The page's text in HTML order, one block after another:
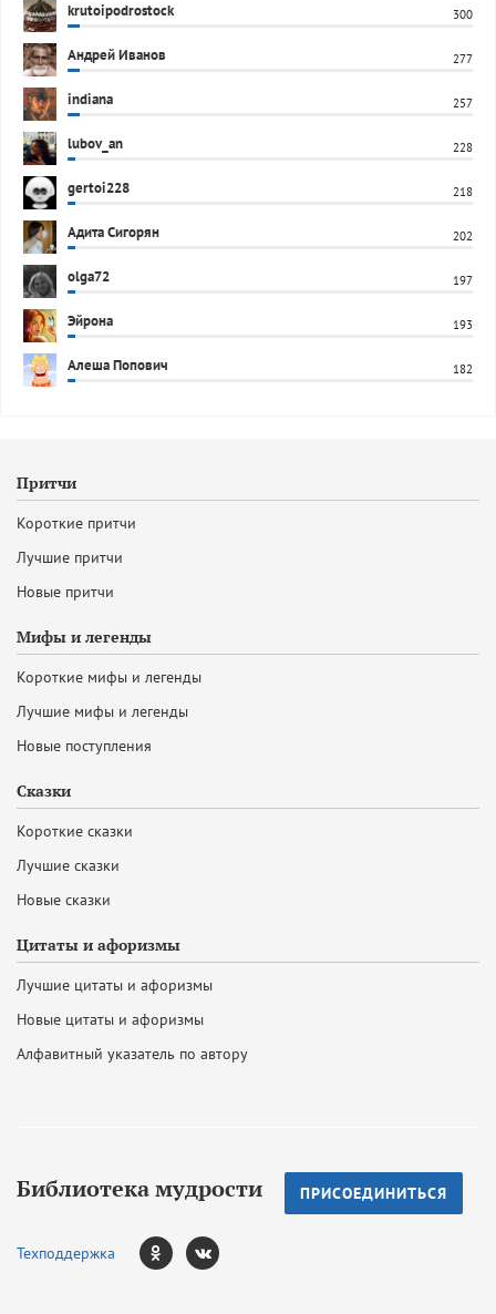
krutoipodrostock 300
Андрей Иванов 277
indiana 257
lubov_an 228
gertoi228 218
Адита Сигорян 202
olga72 197
Эйрона 193
Алеша Попович 182
Притчи
Короткие притчи
Лучшие притчи
Новые притчи
Мифы и легенды
Короткие мифы и легенды
Лучшие мифы и легенды
Новые поступления
Сказки
Короткие сказки
Лучшие сказки
Новые сказки
Цитаты и афоризмы
Лучшие цитаты и афоризмы
Новые цитаты и афоризмы
Алфавитный указатель по автору
Библиотека мудрости ПРИСОЕДИНИТЬСЯ
Техподдержка